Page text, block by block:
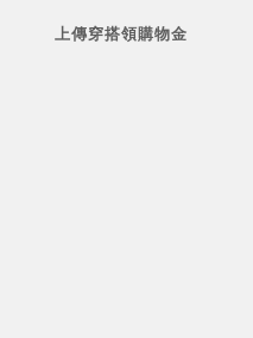
上傳穿搭領購物金